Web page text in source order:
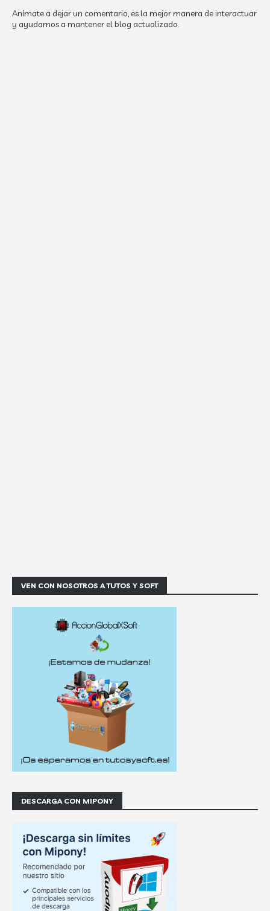
Anímate a dejar un comentario, es la mejor manera de interactuar
y ayudarnos a mantener el blog actualizado.
VEN CON NOSOTROS A TUTOS Y SOFT
DESCARGA CON MIPONY